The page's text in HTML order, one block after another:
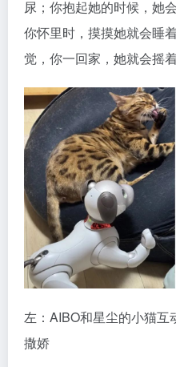
尿；你抱起她的时候，她
你怀里时，摸摸她就会睡
觉，你一回家，她就会摇
左：AIBO和星尘的小猫互
撒娇